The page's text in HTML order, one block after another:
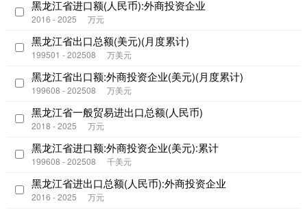
黑龙江省进口额(人民币):外商投资企业
2016 - 2025 万元
黑龙江省出口总额(美元)(月度累计)
199501 - 202508 万美元
黑龙江省出口额:外商投资企业(美元)(月度累计)
199608 - 202508 万美元
黑龙江省一般贸易进出口总额(人民币)
2018 - 2025 万元
黑龙江省进口额:外商投资企业(美元):累计
199608 - 202508 千美元
黑龙江省进出口总额(人民币):外商投资企业
2016 - 2025 万元